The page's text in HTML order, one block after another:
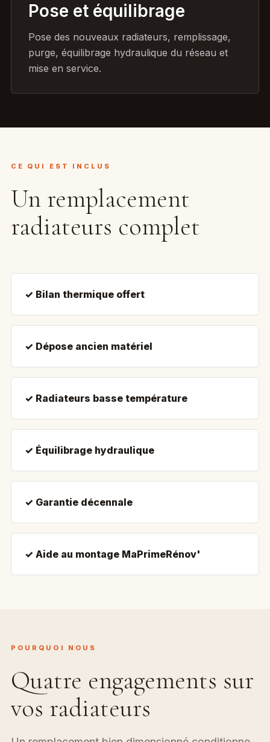
Pose et équilibrage
Pose des nouveaux radiateurs, remplissage,
purge, équilibrage hydraulique du réseau et
mise en service.
CE QUI EST INCLUS
Un remplacement
radiateurs complet
✓ Bilan thermique offert
✓ Dépose ancien matériel
✓ Radiateurs basse température
✓ Équilibrage hydraulique
✓ Garantie décennale
✓ Aide au montage MaPrimeRénov'
POURQUOI NOUS
Quatre engagements sur
vos radiateurs